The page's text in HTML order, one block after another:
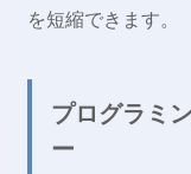
を短縮できます。
プログラミ
ー